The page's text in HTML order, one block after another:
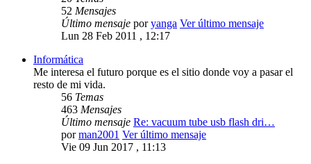
52 Mensajes
Último mensaje poryanga Ver último mensaje
Lun 28 Feb 2011 , 12:17
Informática
Me interesa el futuro porque es el sitio donde voy a pasar el
resto de mi vida.
56 Temas
463 Mensajes
Último mensaje Re: vacuum tube usb flash dri…
porman2001 Ver último mensaje
Vie 09 Jun 2017 , 11:13